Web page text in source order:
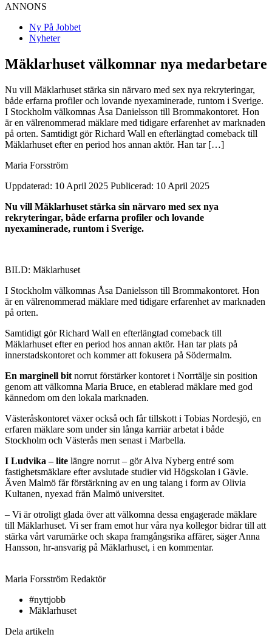
ANNONS
Ny På Jobbet
Nyheter
Mäklarhuset välkomnar nya medarbetare
Nu vill Mäklarhuset stärka sin närvaro med sex nya rekryteringar,
både erfarna profiler och lovande nyexaminerade, runtom i Sverige.
I Stockholm välkomnas Åsa Danielsson till Brommakontoret. Hon
är en välrenommerad mäklare med tidigare erfarenhet av marknaden
på orten. Samtidigt gör Richard Wall en efterlängtad comeback till
Mäklarhuset efter en period hos annan aktör. Han tar […]
Maria Forsström
Uppdaterad: 10 April 2025 Publicerad: 10 April 2025
Nu vill Mäklarhuset stärka sin närvaro med sex nya
rekryteringar, både erfarna profiler och lovande
nyexaminerade, runtom i Sverige.
BILD: Mäklarhuset
I Stockholm välkomnas Åsa Danielsson till Brommakontoret. Hon
är en välrenommerad mäklare med tidigare erfarenhet av marknaden
på orten.
Samtidigt gör Richard Wall en efterlängtad comeback till
Mäklarhuset efter en period hos annan aktör. Han tar plats på
innerstadskontoret och kommer att fokusera på Södermalm.
En marginell bit norrut förstärker kontoret i Norrtälje sin position
genom att välkomna Maria Bruce, en etablerad mäklare med god
kännedom om den lokala marknaden.
Västeråskontoret växer också och får tillskott i Tobias Nordesjö, en
erfaren mäklare som under sin långa karriär arbetat i både
Stockholm och Västerås men senast i Marbella.
I Ludvika – lite längre norrut – gör Alva Nyberg entré som
fastighetsmäklare efter avslutade studier vid Högskolan i Gävle.
Även Malmö får förstärkning av en ung talang i form av Olivia
Kultanen, nyexad från Malmö universitet.
– Vi är otroligt glada över att välkomna dessa engagerade mäklare
till Mäklarhuset. Vi ser fram emot hur våra nya kollegor bidrar till att
stärka vårt varumärke och skapa framgångsrika affärer, säger Anna
Hansson, hr-ansvarig på Mäklarhuset, i en kommentar.
Maria Forsström Redaktör
#nyttjobb
Mäklarhuset
Dela artikeln